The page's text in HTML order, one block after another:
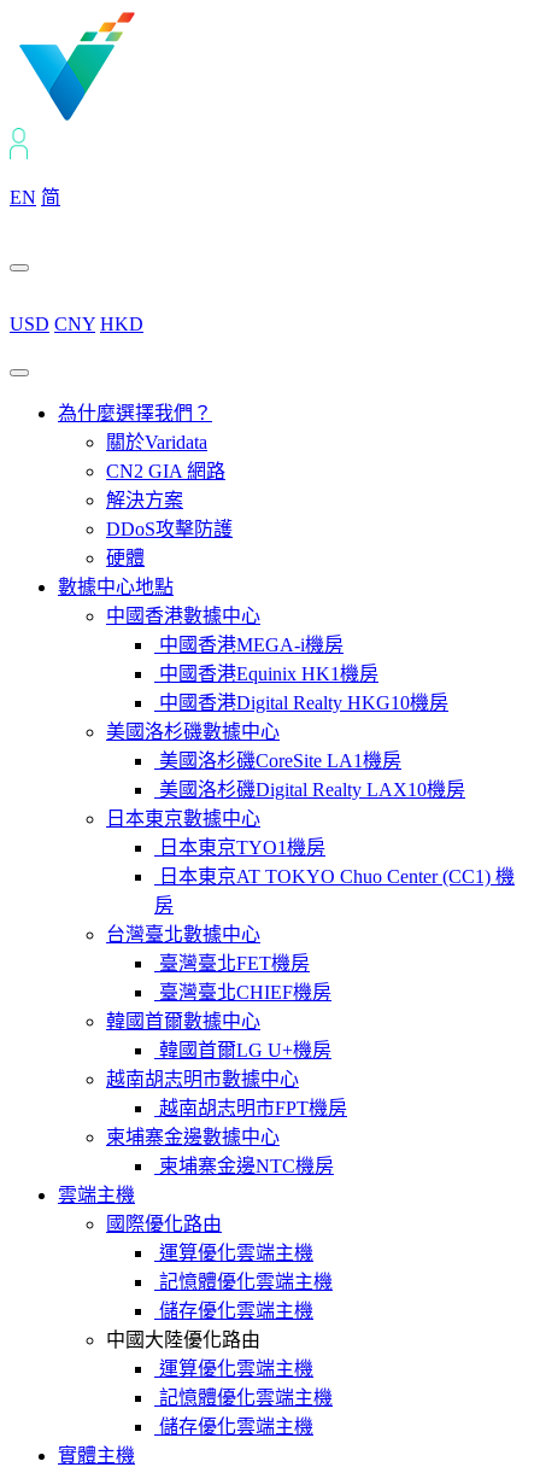
EN 简
USD CNY HKD
為什麼選擇我們？
關於Varidata
CN2 GIA 網路
解決方案
DDoS攻擊防護
硬體
數據中心地點
中國香港數據中心
中國香港MEGA-i機房
中國香港Equinix HK1機房
中國香港Digital Realty HKG10機房
美國洛杉磯數據中心
美國洛杉磯CoreSite LA1機房
美國洛杉磯Digital Realty LAX10機房
日本東京數據中心
日本東京TYO1機房
日本東京AT TOKYO Chuo Center (CC1) 機
房
台灣臺北數據中心
臺灣臺北FET機房
臺灣臺北CHIEF機房
韓國首爾數據中心
韓國首爾LG U+機房
越南胡志明市數據中心
越南胡志明市FPT機房
柬埔寨金邊數據中心
柬埔寨金邊NTC機房
雲端主機
國際優化路由
運算優化雲端主機
記憶體優化雲端主機
儲存優化雲端主機
中國大陸優化路由
運算優化雲端主機
記憶體優化雲端主機
儲存優化雲端主機
實體主機